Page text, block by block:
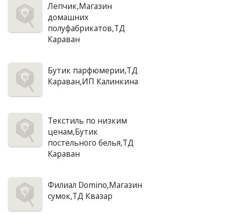
Лепчик,Магазин
домашних
полуфабрикатов,ТД
Караван
Бутик парфюмерии,ТД
Караван,ИП Калинкина
Текстиль по низким
ценам,Бутик
постельного белья,ТД
Караван
Филиал Domino,Магазин
сумок,ТД Квазар